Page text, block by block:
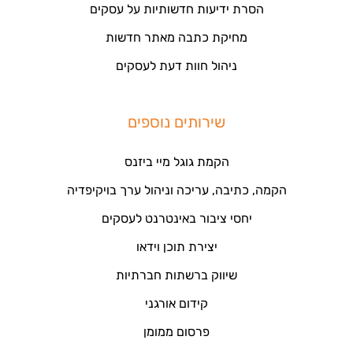
הסרת ידיעות חדשותיות על עסקים
מחיקת כתבה מאתר חדשות
ניהול חוות דעת לעסקים
שירותים נוספים
הקמת גוגל מיי ביזנס
הקמה, כתיבה, עריכה וניהול ערך בויקיפדיה
יחסי ציבור באינטרנט לעסקים
יצירת תוכן וידאו
שיווק ברשתות חברתיות
קידום אורגני
פרסום ממומן